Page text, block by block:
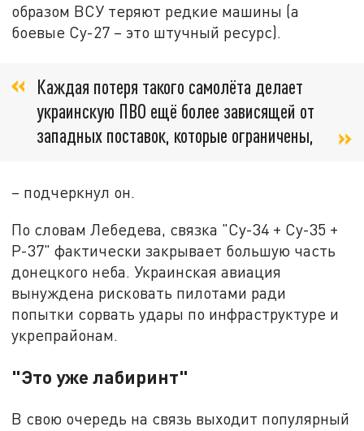
образом ВСУ теряют редкие машины (а
боевые Су-27 – это штучный ресурс).
Каждая потеря такого самолёта делает
украинскую ПВО ещё более зависящей от
западных поставок, которые ограничены,
– подчеркнул он.
По словам Лебедева, связка "Су-34 + Су-35 +
Р-37" фактически закрывает большую часть
донецкого неба. Украинская авиация
вынуждена рисковать пилотами ради
попытки сорвать удары по инфраструктуре и
укрепрайонам.
"Это уже лабиринт"
В свою очередь на связь выходит популярный